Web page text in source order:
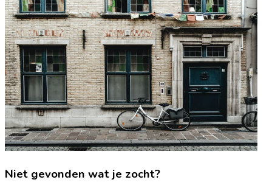
Niet gevonden wat je zocht?